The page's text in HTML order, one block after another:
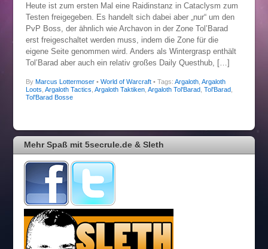
Heute ist zum ersten Mal eine Raidinstanz in Cataclysm zum
Testen freigegeben. Es handelt sich dabei aber „nur“ um den
PvP Boss, der ähnlich wie Archavon in der Zone Tol’Barad
erst freigeschaltet werden muss, indem die Zone für die
eigene Seite genommen wird. Anders als Wintergrasp enthält
Tol’Barad aber auch ein relativ großes Daily Questhub, […]
By Marcus Lottermoser• World of Warcraft • Tags: Argaloth, Argaloth
Loots Argaloth Tactics Argaloth Taktiken, Argaloth Tol'Barad, Tol'Barad,
Tol'Barad Bosse
Mehr Spaß mit 5secrule.de & Sleth